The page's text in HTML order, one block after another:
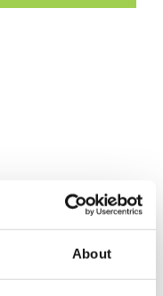
About